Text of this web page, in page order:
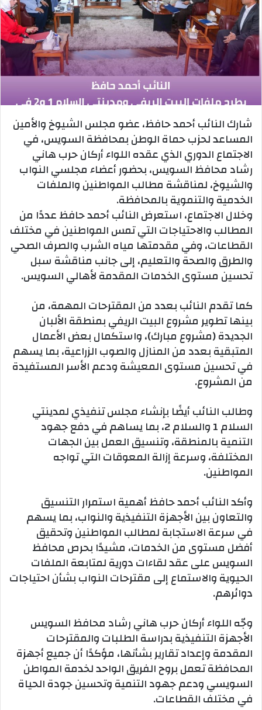
شارك النائب أحمد حافظ، عضو مجلس الشيوخ والأمين
المساعد لحزب حماة الوطن بمحافظة السويس، في
الاجتماع الدوري الذي عقده اللواء أركان حرب هاني
رشاد محافظ السويس، بحضور أعضاء مجلسي النواب
والشيوخ، لمناقشة مطالب المواطنين والملفات
الخدمية والتنموية بالمحافظة.
وخلال الاجتماع، استعرض النائب أحمد حافظ عددًا من
المطالب والاحتياجات التي تمس المواطنين في مختلف
القطاعات، وفي مقدمتها مياه الشرب والصرف الصحي
والطرق والصحة والتعليم، إلى جانب مناقشة سبل
تحسين مستوى الخدمات المقدمة لأهالي السويس.
كما تقدم النائب بعدد من المقترحات المهمة، من
بينها تطوير مشروع البيت الريفي بمنطقة الألبان
الجديدة (مشروع مبارك)، واستكمال بعض الأعمال
المتبقية بعدد من المنازل والصوب الزراعية، بما يسهم
في تحسين مستوى المعيشة ودعم الأسر المستفيدة
من المشروع.
وطالب النائب أيضًا بإنشاء مجلس تنفيذي لمدينتي
السلام 1 والسلام 2، بما يساهم في دفع جهود
التنمية بالمنطقة، وتنسيق العمل بين الجهات
المختلفة، وسرعة إزالة المعوقات التي تواجه
المواطنين.
وأكد النائب أحمد حافظ أهمية استمرار التنسيق
والتعاون بين الأجهزة التنفيذية والنواب، بما يسهم
في سرعة الاستجابة لمطالب المواطنين وتحقيق
أفضل مستوى من الخدمات، مشيدًا بحرص محافظ
السويس على عقد لقاءات دورية لمتابعة الملفات
الحيوية والاستماع إلى مقترحات النواب بشأن احتياجات
دوائرهم.
وجّه اللواء أركان حرب هاني رشاد محافظ السويس
الأجهزة التنفيذية بدراسة الطلبات والمقترحات
المقدمة وإعداد تقارير بشأنها، مؤكدًا أن جميع أجهزة
المحافظة تعمل بروح الفريق الواحد لخدمة المواطن
السويسي ودعم جهود التنمية وتحسين جودة الحياة
في مختلف القطاعات.